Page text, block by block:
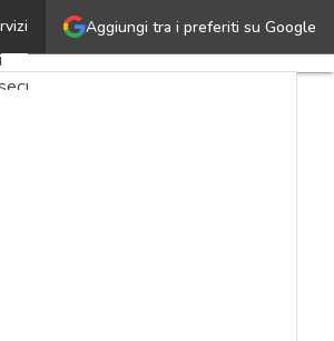
Aggiungi tra i preferiti su Google